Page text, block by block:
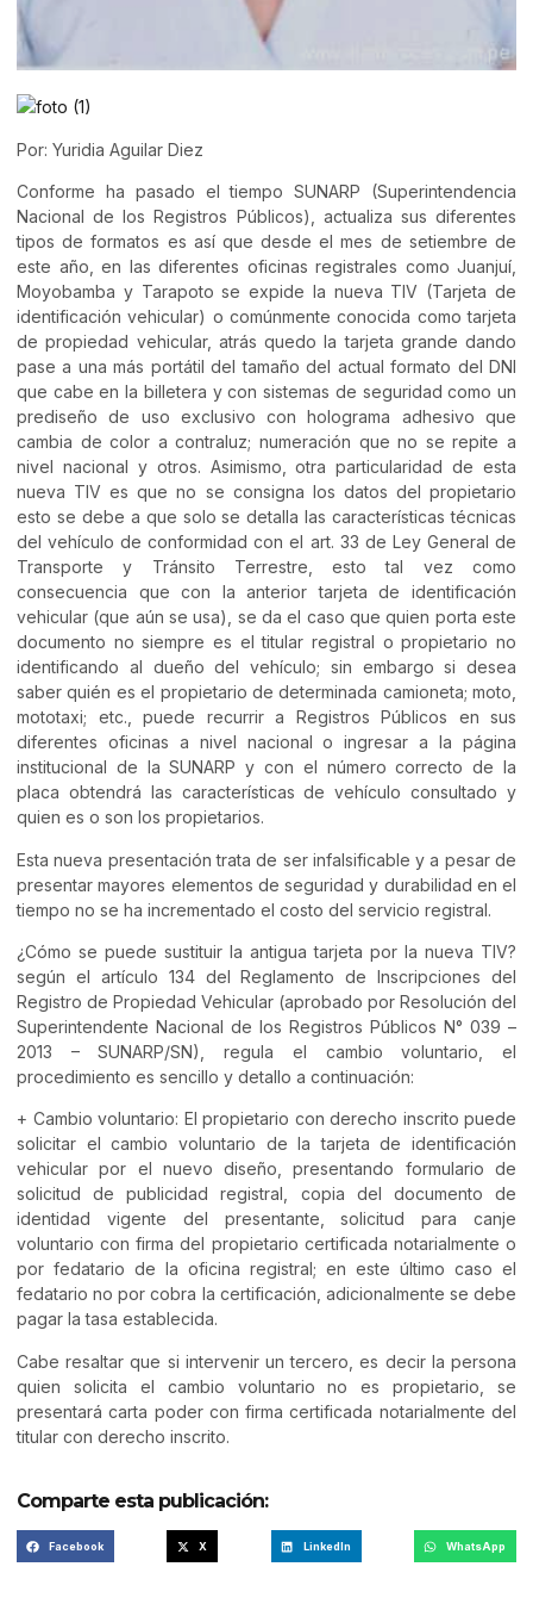
Por: Yuridia Aguilar Diez
Conforme ha pasado el tiempo SUNARP (Superintendencia
Nacional de los Registros Públicos), actualiza sus diferentes
tipos de formatos es así que desde el mes de setiembre de
este año, en las diferentes oficinas registrales como Juanjuí,
Moyobamba y Tarapoto se expide la nueva TIV (Tarjeta de
identificación vehicular) o comúnmente conocida como tarjeta
de propiedad vehicular, atrás quedo la tarjeta grande dando
pase a una más portátil del tamaño del actual formato del DNI
que cabe en la billetera y con sistemas de seguridad como un
prediseño de uso exclusivo con holograma adhesivo que
cambia de color a contraluz; numeración que no se repite a
nivel nacional y otros. Asimismo, otra particularidad de esta
nueva TIV es que no se consigna los datos del propietario
esto se debe a que solo se detalla las características técnicas
del vehículo de conformidad con el art. 33 de Ley General de
Transporte y Tránsito Terrestre, esto tal vez como
consecuencia que con la anterior tarjeta de identificación
vehicular (que aún se usa), se da el caso que quien porta este
documento no siempre es el titular registral o propietario no
identificando al dueño del vehículo; sin embargo si desea
saber quién es el propietario de determinada camioneta; moto,
mototaxi; etc., puede recurrir a Registros Públicos en sus
diferentes oficinas a nivel nacional o ingresar a la página
institucional de la SUNARP y con el número correcto de la
placa obtendrá las características de vehículo consultado y
quien es o son los propietarios.
Esta nueva presentación trata de ser infalsificable y a pesar de
presentar mayores elementos de seguridad y durabilidad en el
tiempo no se ha incrementado el costo del servicio registral.
¿Cómo se puede sustituir la antigua tarjeta por la nueva TIV?
según el artículo 134 del Reglamento de Inscripciones del
Registro de Propiedad Vehicular (aprobado por Resolución del
Superintendente Nacional de los Registros Públicos N° 039 –
2013 – SUNARP/SN), regula el cambio voluntario, el
procedimiento es sencillo y detallo a continuación:
+ Cambio voluntario: El propietario con derecho inscrito puede
solicitar el cambio voluntario de la tarjeta de identificación
vehicular por el nuevo diseño, presentando formulario de
solicitud de publicidad registral, copia del documento de
identidad vigente del presentante, solicitud para canje
voluntario con firma del propietario certificada notarialmente o
por fedatario de la oficina registral; en este último caso el
fedatario no por cobra la certificación, adicionalmente se debe
pagar la tasa establecida.
Cabe resaltar que si intervenir un tercero, es decir la persona
quien solicita el cambio voluntario no es propietario, se
presentará carta poder con firma certificada notarialmente del
titular con derecho inscrito.
Comparte esta publicación:
Facebook X LinkedIn WhatsApp